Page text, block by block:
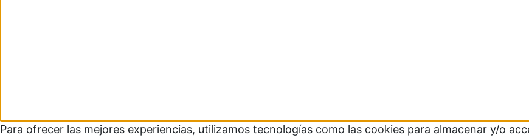
Para ofrecer las mejores experiencias, utilizamos tecnologías como las cookies para almacenar y/o